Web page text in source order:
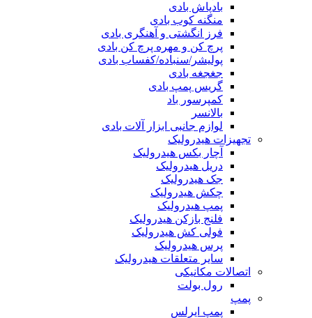
بادپاش بادی
منگنه کوب بادی
فرز انگشتی و آهنگری بادی
پرچ کن و مهره پرچ کن بادی
پولیشر/سنباده/کفساب بادی
جغجغه بادی
گریس پمپ بادی
کمپرسور باد
بالانسر
لوازم جانبی ابزار آلات بادی
تجهیزات هیدرولیک
آچار بکس هیدرولیک
دریل هیدرولیک
جک هیدرولیک
چکش هیدرولیک
پمپ هیدرولیک
فلنج بازکن هیدرولیک
فولی کش هیدرولیک
پرس هیدرولیک
سایر متعلقات هیدرولیک
اتصالات مکانیکی
رول بولت
پمپ
پمپ ایرلس